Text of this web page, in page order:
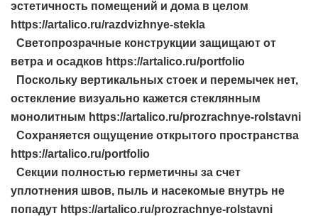
эстетичность помещений и дома в целом
https://artalico.ru/razdvizhnye-stekla
Светопрозрачные конструкции защищают от
ветра и осадков https://artalico.ru/portfolio
Поскольку вертикальных стоек и перемычек нет,
остекление визуально кажется стеклянным
монолитным https://artalico.ru/prozrachnye-rolstavni
Сохраняется ощущение открытого пространства
https://artalico.ru/portfolio
Секции полностью герметичны за счет
уплотнения швов, пыль и насекомые внутрь не
попадут https://artalico.ru/prozrachnye-rolstavni